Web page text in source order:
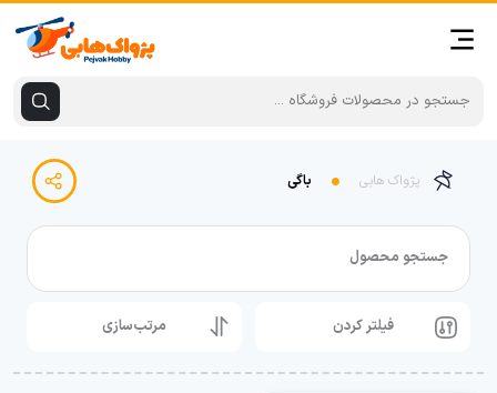
پژواک هابی باگی
جستجو محصول
فیلتر کردن مرتب‌سازی